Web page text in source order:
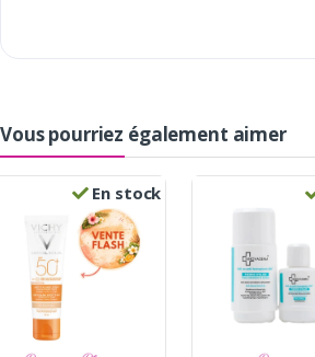
Vous pourriez également aimer
En stock